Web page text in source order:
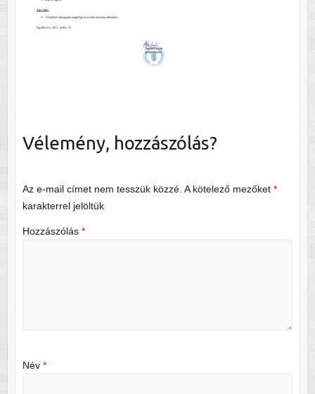
Vélemény, hozzászólás?
Az e-mail címet nem tesszük közzé. A kötelező mezőket *
karakterrel jelöltük
Hozzászólás *
Név *